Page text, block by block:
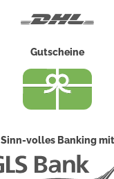
Gutscheine
Sinn-volles Banking mit